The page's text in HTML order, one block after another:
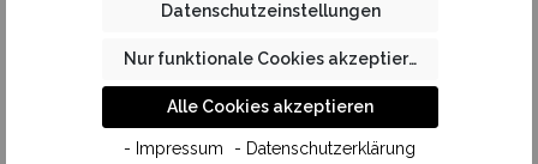
SAFETY
POCKET
Datenschutzeinstellungen
Nur funktionale Cookies akzeptieren
Alle Cookies akzeptieren
- Impressum - Datenschutzerklärung